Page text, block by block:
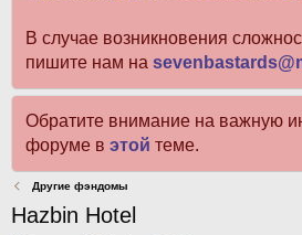
В случае возникновения
пишите нам на
Обратите внимание на важную
форуме в этой теме.
Другие фэндомы
Hazbin Hotel